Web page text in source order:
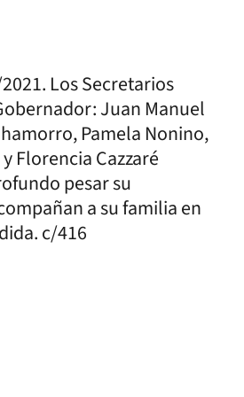
Los Secretarios
Juan Manuel
Pamela Nonino,
Florencia Cazzaré
pesar su
a su familia en
c/416